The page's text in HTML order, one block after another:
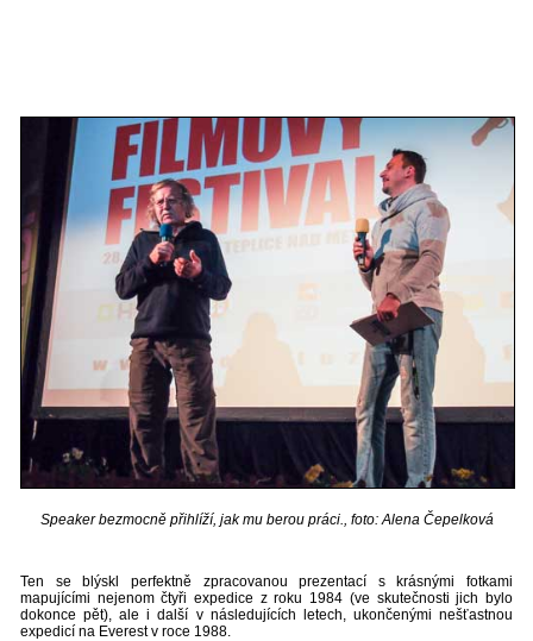
Speaker bezmocně přihlíží, jak mu berou práci., foto: Alena Čepelková
Ten se blýskl perfektně zpracovanou prezentací s krásnými fotkami
mapujícími nejenom čtyři expedice z roku 1984 (ve skutečnosti jich bylo
dokonce pět), ale i další v následujících letech, ukončenými nešťastnou
expedicí na Everest v roce 1988.